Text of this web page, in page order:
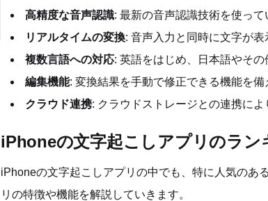
高精度な音声認識: 最新の音声認識技術を使っ
リアルタイムの変換: 音声入力と同時に文字が
複数言語への対応: 英語をはじめ、日本語やそ
編集機能: 変換結果を手動で修正できる機能を備
クラウド連携: クラウドストレージとの連携に
iPhoneの文字起こしアプリのラン
iPhoneの文字起こしアプリの中でも、特に人気のあ
リの特徴や機能を解説していきます。